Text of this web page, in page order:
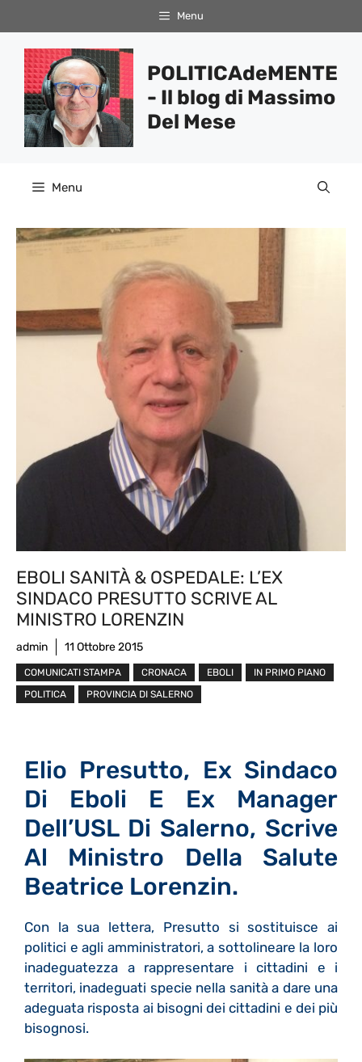
al
contenuto
Menu
POLITICAdeMENTE
- Il blog di Massimo
Del Mese
Menu
EBOLI SANITÀ & OSPEDALE: L’EX
SINDACO PRESUTTO SCRIVE AL
MINISTRO LORENZIN
admin 11 Ottobre 2015
COMUNICATI STAMPA CRONACA EBOLI
IN PRIMO PIANO
POLITICA
PROVINCIA DI SALERNO
Elio Presutto, Ex Sindaco
Di Eboli E Ex Manager
Dell’USL Di Salerno, Scrive
Al Ministro Della Salute
Beatrice Lorenzin.
Con la sua lettera, Presutto si sostituisce ai
politici e agli amministratori, a sottolineare la loro
inadeguatezza a rappresentare i cittadini e i
territori, inadeguati specie nella sanità a dare una
adeguata risposta ai bisogni dei cittadini e dei più
bisognosi.